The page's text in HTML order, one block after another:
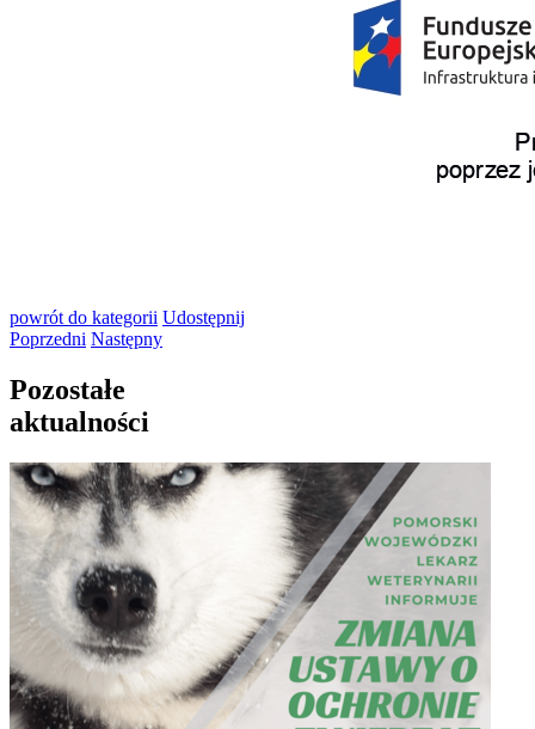
powrót do kategorii Udostępnij
Poprzedni Następny
Pozostałe
aktualności